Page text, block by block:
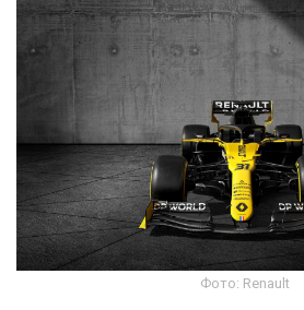
Фото: Renault